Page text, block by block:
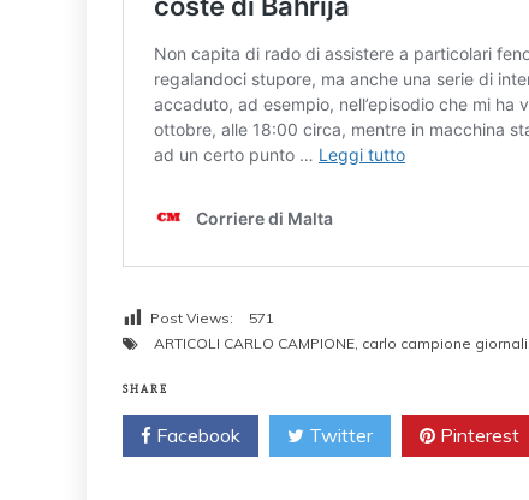
Post Views:
571
ARTICOLI CARLO CAMPIONE carlo campione
SHARE
Facebook Twitter Pinterest